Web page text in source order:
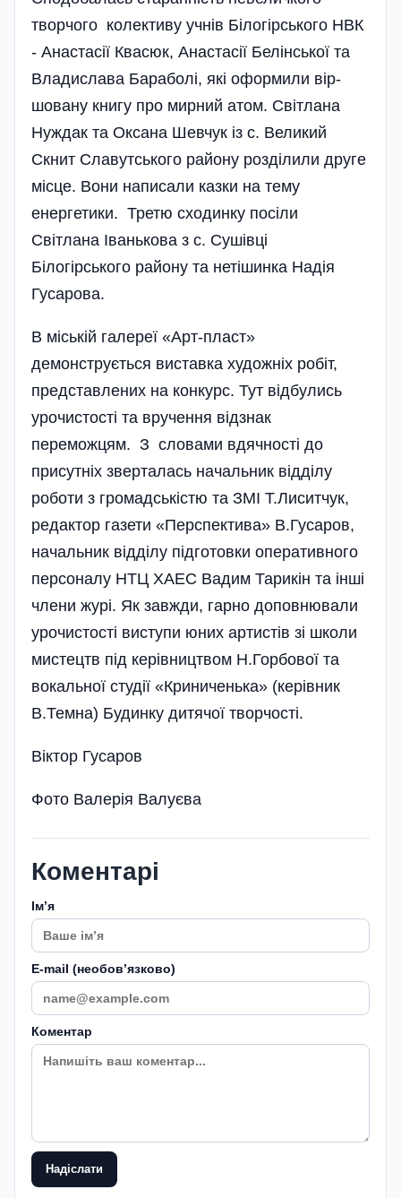
творчого колективу учнів Білогірського НВК
- Анастасії Квасюк, Анастасії Белінської та
Владислава Бараболі, які оформили вір­
шовану книгу про мирний атом. Світлана
Нуждак та Оксана Шевчук із с. Великий
Скнит Славутського району розділили друге
місце. Вони написали казки на тему
енергетики. Третю сходинку посіли
Світлана Іва­нькова з с. Су­ші­вці
Білогірського району та неті­шинка Надія
Гусарова.
В міській галереї «Арт-пласт»
демонструється виставка художніх робіт,
представлених на конкурс. Тут відбулись
урочистості та вручення відзнак
переможцям. З словами вдячності до
присутніх зверталась начальник відділу
роботи з громадськістю та ЗМІ Т.Лиситчук,
редактор газети «Перспектива» В.Гусаров,
начальник відділу підготовки оперативного
персоналу НТЦ ХАЕС Вадим Тарикін та інші
члени журі. Як завжди, гарно доповнювали
урочистості виступи юних артистів зі школи
мистецтв під керівництвом Н.Горбової та
вокальної студії «Криниченька» (керівник
В.Темна) Будинку дитячої творчості.
Віктор Гусаров
Фото Валерія Валуєва
Коментарі
Імʼя
E-mail (необовʼязково)
Коментар
Надіслати